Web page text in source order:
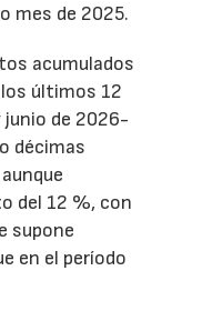
mes de 2025.
acumulados
últimos 12
junio de 2026-
décimas
del 12 %, con
supone
en el período